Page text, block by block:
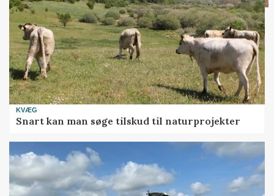
KVÆG
Snart kan man søge tilskud til naturprojekter